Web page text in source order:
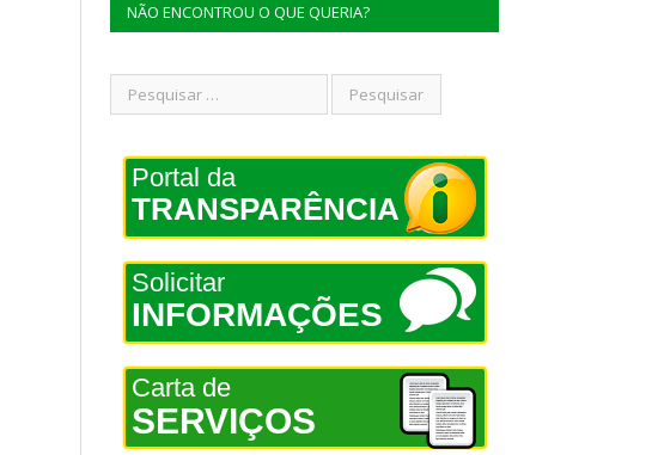
NÃO ENCONTROU O QUE QUERIA?
Portal da
TRANSPARÊNCIA
Solicitar
INFORMAÇÕES
Carta de
SERVIÇOS